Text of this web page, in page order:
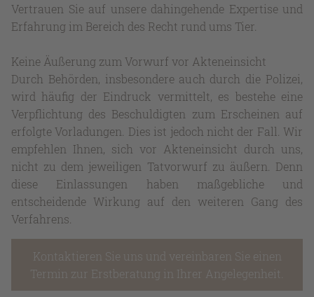
Vertrauen Sie auf unsere dahingehende Expertise und
Erfahrung im Bereich des Recht rund ums Tier.
Keine Äußerung zum Vorwurf vor Akteneinsicht
Durch Behörden, insbesondere auch durch die Polizei,
wird häufig der Eindruck vermittelt, es bestehe eine
Verpflichtung des Beschuldigten zum Erscheinen auf
erfolgte Vorladungen. Dies ist jedoch nicht der Fall. Wir
empfehlen Ihnen, sich vor Akteneinsicht durch uns,
nicht zu dem jeweiligen Tatvorwurf zu äußern. Denn
diese Einlassungen haben maßgebliche und
entscheidende Wirkung auf den weiteren Gang des
Verfahrens.
Kontaktieren Sie uns und vereinbaren Sie einen
Termin zur Erstberatung in Ihrer Angelegenheit.